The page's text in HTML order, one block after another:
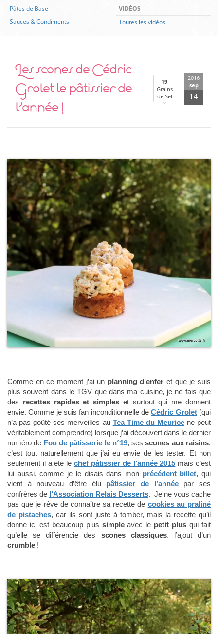
Pâtes de Base
Sauces & Condiments
VIDÉOS
Toutes les vidéos
Les scones de Cédric
Grolet le pâtissier de
l’année !
19
Grains
de Sel
2016
sep
14
Comme en ce moment j’ai un planning d’enfer et que je suis
plus souvent dans le TGV que dans ma cuisine, je ne fais que
des recettes rapides et simples et surtout qui me donnent
envie. Comme je suis fan inconditionnelle deCédric Grolet(qui
n’a pas goûté ses merveilles au Tea-Time du Meuricene peut
véritablement comprendre) lorsque j’ai découvert dans le dernier
numéro de Fou de pâtisserie le n°19, sesscones aux raisins,
c’est tout naturellement que j’ai eu envie de les tester. Et non
seulement il a été lechef pâtissier de l’année 2015 mais c’est
lui aussi, comme je le disais dans mon précédent billet, qui
vient à nouveau d’être élu pâtissier de l’annéepar ses
confrères de l’Association Relais Desserts. Je ne vous cache
pas que je rêve de connaître sa recette de cookies au praliné
de pistaches, car ils sont juste à tomber, mais la recette qu’il
donne ici est beaucoup plus simpleavec le petit plus qui fait
qu’elle se différencie des scones classiques, l’ajout d’un
crumble !